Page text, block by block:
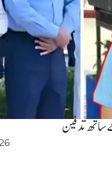
ساتھ تدفین